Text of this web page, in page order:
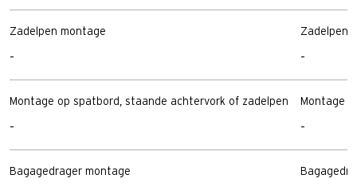
Zadelpen montage
-
Montage op spatbord, staande achtervork of zadelpen
-
Bagagedrager montage
Zadelpen
-
Montage
-